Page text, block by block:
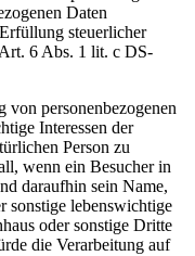
Daten
steuerlicher
6 Abs. 1 lit. c DS-
von personenbezogenen
Interessen der
Person zu
wenn ein Besucher in
daraufhin sein Name,
sonstige lebenswichtige
oder sonstige Dritte
die Verarbeitung auf